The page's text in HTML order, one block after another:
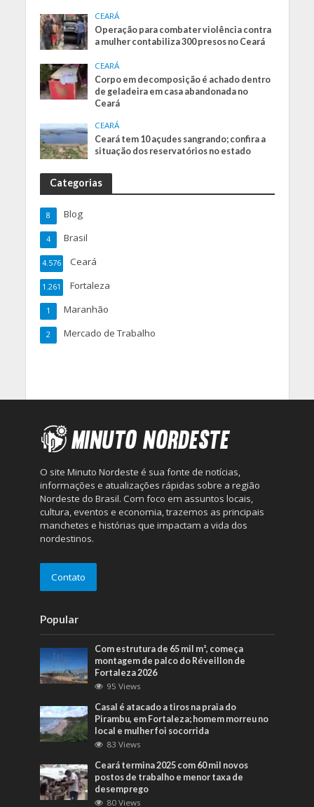
CEARÁ
Operação para combater violência contra
a mulher contabiliza 300 presos no Ceará
CEARÁ
Corpo em decomposição é achado dentro
de geladeira em casa abandonada no
Ceará
CEARÁ
Ceará tem 10 açudes sangrando; confira a
situação dos reservatórios no estado
Categorias
Blog
8
Brasil
4
Ceará
4.576
Fortaleza
1.261
Maranhão
1
Mercado de Trabalho
2
O site Minuto Nordeste é sua fonte de notícias,
informações e atualizações rápidas sobre a região
Nordeste do Brasil. Com foco em assuntos locais,
cultura, eventos e economia, trazemos as principais
manchetes e histórias que impactam a vida dos
nordestinos.
Contato
Popular
Com estrutura de 65 mil m², começa
montagem de palco do Réveillon de
Fortaleza 2026
95 Views
Casal é atacado a tiros na praia do
Pirambu, em Fortaleza; homem morreu no
local e mulher foi socorrida
83 Views
Ceará termina 2025 com 60 mil novos
postos de trabalho e menor taxa de
desemprego
80 Views